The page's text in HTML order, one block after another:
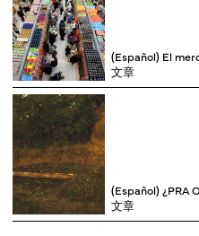
(Español) El
文章
(Español) ¿PRA
文章